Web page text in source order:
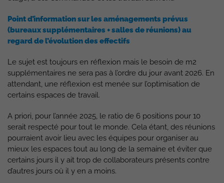
Pointd’information sur les aménagements prévus
(bureaux supplémentaires + salles de réunions) au
regard de l’évolution des effectifs
Le sujet est toujours en réflexion mais le besoin de m2
supplémentaires ne sera pas à l’ordre du jour avant 2026. En
attendant, une réflexion est menée sur l’optimisation de
certains espaces de travail.
A priori, pour l’année 2025, le ratio de 6 positions pour 10
serait respecté pour tout le monde. Cela étant, des réunions
pourraient avoir lieu avec les équipes pour organiser au
mieux les espaces tout au long de la semaine et éviter que
certains jours il y ait trop de collaborateurs présents contre
d’autres jours où il y en a moins.